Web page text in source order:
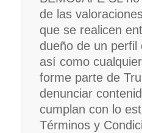
de las
que se realicen
dueño de un perfil
así como
forme parte de
denunciar
cumplan con lo
Términos y